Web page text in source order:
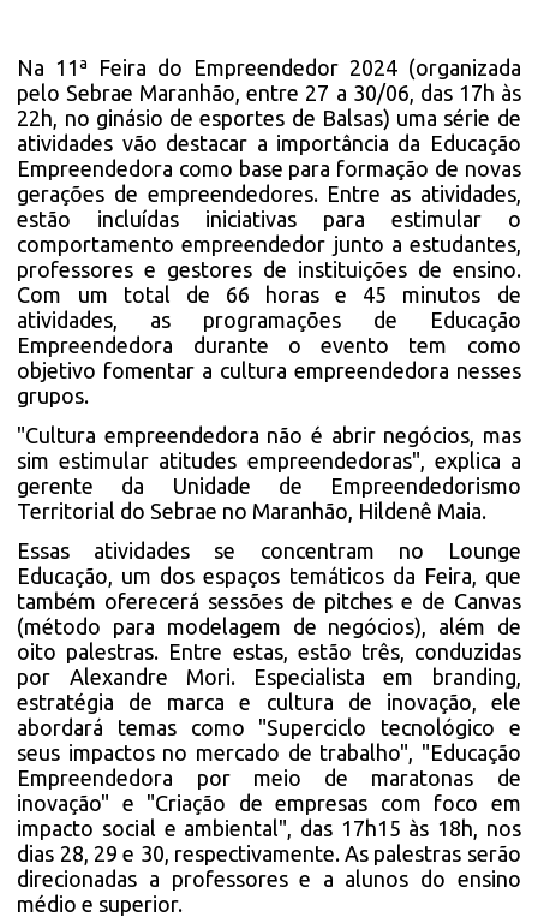
Na 11ª Feira do Empreendedor 2024 (organizada
pelo Sebrae Maranhão, entre 27 a 30/06, das 17h às
22h, no ginásio de esportes de Balsas) uma série de
atividades vão destacar a importância da Educação
Empreendedora como base para formação de novas
gerações de empreendedores. Entre as atividades,
estão incluídas iniciativas para estimular o
comportamento empreendedor junto a estudantes,
professores e gestores de instituições de ensino.
Com um total de 66 horas e 45 minutos de
atividades, as programações de Educação
Empreendedora durante o evento tem como
objetivo fomentar a cultura empreendedora nesses
grupos.
"Cultura empreendedora não é abrir negócios, mas
sim estimular atitudes empreendedoras", explica a
gerente da Unidade de Empreendedorismo
Territorial do Sebrae no Maranhão, Hildenê Maia.
Essas atividades se concentram no Lounge
Educação, um dos espaços temáticos da Feira, que
também oferecerá sessões de pitches e de Canvas
(método para modelagem de negócios), além de
oito palestras. Entre estas, estão três, conduzidas
por Alexandre Mori. Especialista em branding,
estratégia de marca e cultura de inovação, ele
abordará temas como "Superciclo tecnológico e
seus impactos no mercado de trabalho", "Educação
Empreendedora por meio de maratonas de
inovação" e "Criação de empresas com foco em
impacto social e ambiental", das 17h15 às 18h, nos
dias 28, 29 e 30, respectivamente. As palestras serão
direcionadas a professores e a alunos do ensino
médio e superior.